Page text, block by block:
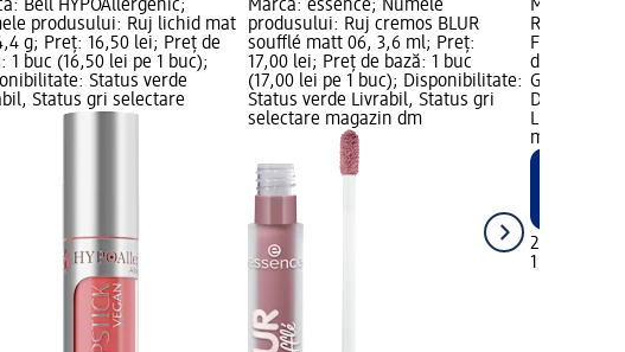
Bell HYPOAllergenic;
produsului: Ruj lichid mat
g; Preț: 16,50 lei; Preț de
1 buc (16,50 lei pe 1 buc);
Status verde
Status gri selectare
Marcă: essence; Numele
produsului: Ruj cremos BLUR
soufflé matt 06, 3,6 ml; Preț:
17,00 lei; Preț de bază: 1 buc
(17,00 lei pe 1 buc); Disponibilitate:
Status verde Livrabil, Status gri
selectare magazin dm
Marcă:
Ruj mini
Famous,
de bază: 1
Grafică
Livrabil,
magazinele
29,95 lei
1 buc